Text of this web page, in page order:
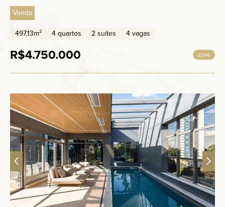
Venda
497,13m²
4 quartos 2 suítes 4 vagas
R$4.750.000 2246